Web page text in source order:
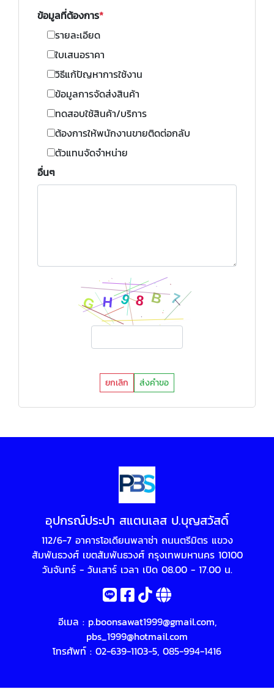
ข้อมูลที่ต้องการ
รายละเอียด
ใบเสนอราคา
วิธีแก้ปัญหาการใช้งาน
ข้อมูลการจัดส่งสินค้า
ทดสอบใช้สินค้า/บริการ
ต้องการให้พนักงานขายติดต่อกลับ
ตัวแทนจัดจำหน่าย
อื่นๆ
ยกเลิก ส่งคำขอ
อุปกรณ์ประปา สแตนเลส ป.บุญสวัสดิ์
112/6-7 อาคารโอเดียนพลาซ่า ถนนตรีมิตร แขวง
สัมพันธวงศ์ เขตสัมพันธวงศ์ กรุงเทพมหานคร 10100
วันจันทร์ - วันเสาร์ เวลา เปิด 08.00 - 17.00 น.
อีเมล : p.boonsawat1999@gmail.com,
pbs_1999@hotmail.com
โทรศัพท์ : 02-639-1103-5, 085-994-1416